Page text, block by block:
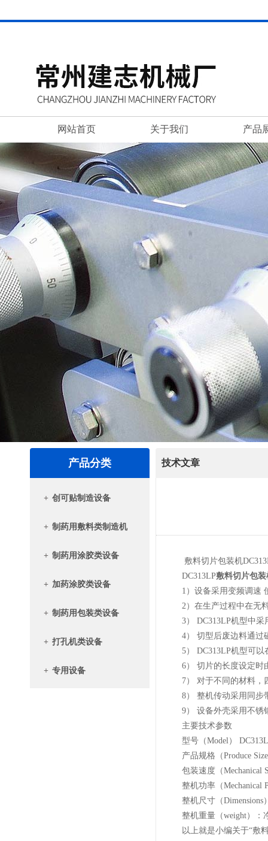
网站首页 关于我们 产品
产品分类
+ 创可贴制造设备
+ 制药用敷料类制造机
+ 制药用涂胶类设备
+ 加药涂胶类设备
+ 制药用包装类设备
+ 打孔机类设备
+ 专用设备
技术文章
敷料切片包装机
DC313LP敷料切片包装
1）设备采用变频调速
2）在生产过程中在无料
3） DC313LP机型中采
4） 切型后废边料通过磁
5） DC313LP机型可以
6） 切片的长度设定时由
7） 对于不同的材料，四
8） 整机传动采用同步带
9） 设备外壳采用不锈
主要技术参数
型号（Model）
产品规格（Produce Size
包装速度（Mechanical
整机功率（Mechanical
整机尺寸（Dimensions
整机重量（weight）：净
以上就是小编关于“敷料